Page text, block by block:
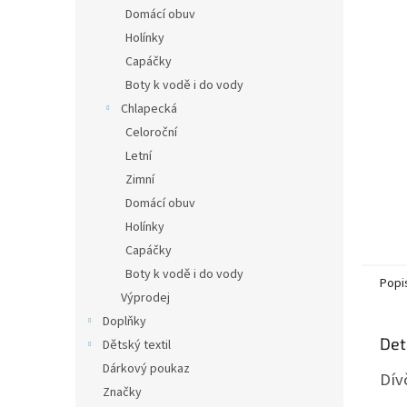
Domácí obuv
Holínky
Capáčky
Boty k vodě i do vody
Chlapecká
Celoroční
Letní
Zimní
Domácí obuv
Holínky
Capáčky
Boty k vodě i do vody
Výprodej
Doplňky
Dětský textil
Dárkový poukaz
Značky